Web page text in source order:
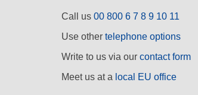
Call us 00 800 6 7 8 9 10 11
Use other telephone options
Write to us via our contact form
Meet us at a local EU office